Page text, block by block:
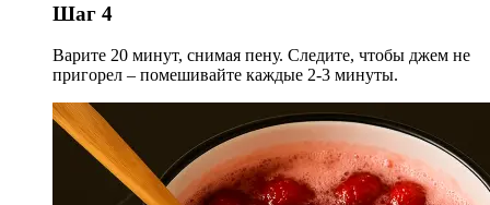
Шаг 4
Варите 20 минут, снимая пену. Следите, чтобы джем не
пригорел – помешивайте каждые 2-3 минуты.